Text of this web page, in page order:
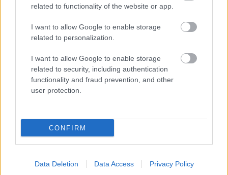
related to functionality of the website or app.
I want to allow Google to enable storage
related to personalization.
I want to allow Google to enable storage
related to security, including authentication
functionality and fraud prevention, and other
user protection.
CONFIRM
Data Deletion Data Access Privacy Policy
1 napja
Megvan, mikor kezdődik az F1-es Bahreini Nagydíj
Malajziában